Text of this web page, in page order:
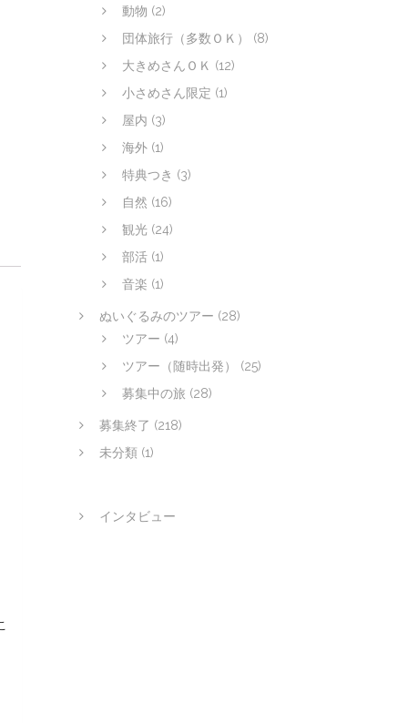
動物 (2)
団体旅行（多数ＯＫ）
(8)
大きめさんＯＫ (12)
小さめさん限定 (1)
屋内 (3)
海外 (1)
特典つき (3)
自然 (16)
観光 (24)
部活 (1)
音楽 (1)
ぬいぐるみのツアー (28)
ツアー (4)
ツアー（随時出発）
(25)
募集中の旅 (28)
募集終了 (218)
未分類 (1)
インタビュー